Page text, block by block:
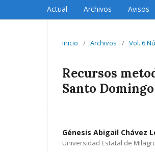
Actual Archivos Avisos
Inicio / Archivos / Vol. 6
Recursos
Santo Domingo
Génesis Abigail Chávez
Universidad Estatal de